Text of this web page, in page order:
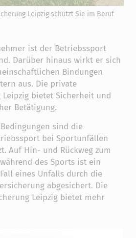
Leipzig schützt Sie im Beruf
ist der Betriebssport
Darüber hinaus wirkt er sich
Bindungen
aus. Die private
bietet Sicherheit und
Betätigung.
sind die
bei Sportunfällen
Auf Hin- und Rückweg zum
des Sports ist ein
eines Unfalls durch die
abgesichert. Die
Leipzig bietet mehr